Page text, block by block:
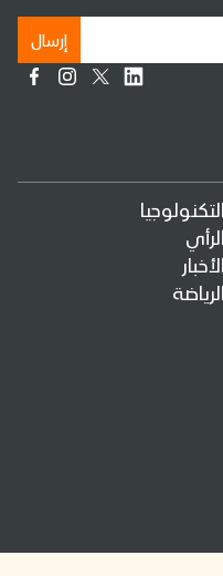
التكنولوجيا
الرأي
الأخبار
الرياضة
إرسال